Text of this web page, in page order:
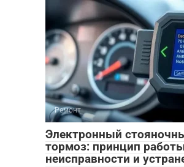
Ремонт
Электронный
тормоз: принцип
неисправности и